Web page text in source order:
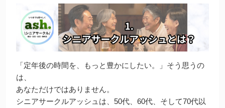
「定年後の時間を、もっと豊かにしたい。」そう思うの
は、
あなただけではありません。
シニアサークルアッシュは、50代、60代、そして70代以